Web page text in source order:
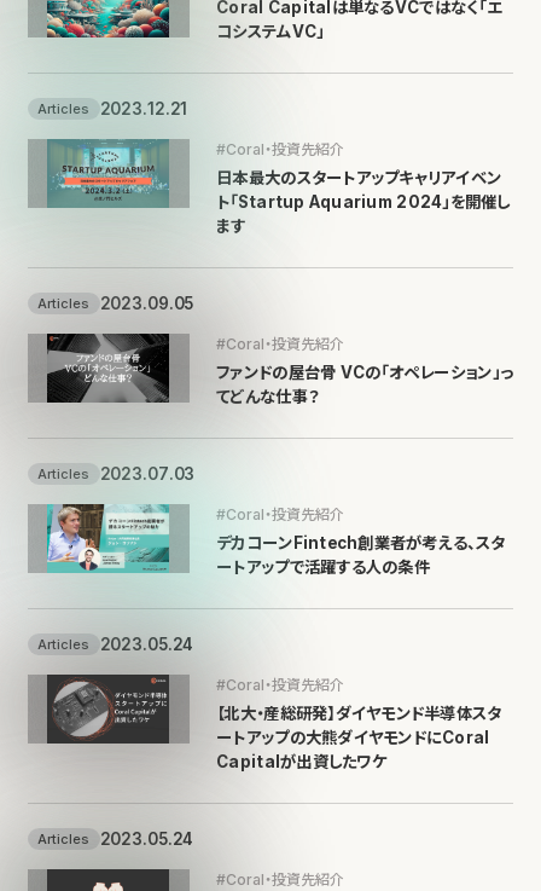
Coral Capitalは単なるVCではなく「エ
コシステムVC」
Articles 2023.12.21
#Coral・投資先紹介
日本最大のスタートアップキャリアイベン
ト「Startup Aquarium 2024」を開催し
ます
Articles 2023.09.05
#Coral・投資先紹介
ファンドの屋台骨 VCの「オペレーション」っ
てどんな仕事？
Articles 2023.07.03
#Coral・投資先紹介
デカコーンFintech創業者が考える、スタ
ートアップで活躍する人の条件
Articles 2023.05.24
#Coral・投資先紹介
【北大・産総研発】ダイヤモンド半導体スタ
ートアップの大熊ダイヤモンドにCoral
Capitalが出資したワケ
Articles 2023.05.24
#Coral・投資先紹介